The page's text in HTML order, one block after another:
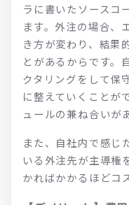
ラに書いたソースコ
ます。外注の場合、
き方が変わり、結果
とがあるからです。
クタリングをして保
に整えていくことが
ュールの兼ね合いが
また、自社内で感じ
いる外注先が主導権
かればかかるほどコ